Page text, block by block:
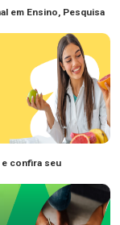
em Ensino, Pesquisa
confira seu